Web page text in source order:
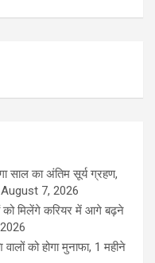
का अंतिम सूर्य ग्रहण,
August 7, 2026
को मिलेंगे करियर में आगे बढ़ने
को होगा मुनाफा, 1 महीने